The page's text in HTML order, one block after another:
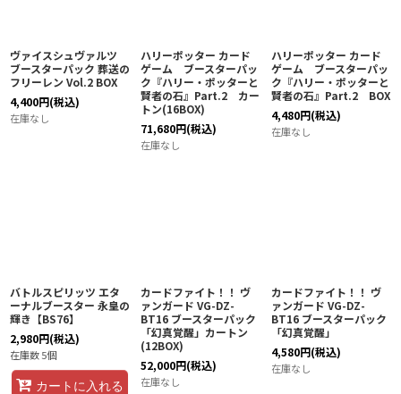
ヴァイスシュヴァルツ
ブースターパック 葬送の
フリーレン Vol.2 BOX
4,400円(税込)
在庫なし
ハリーポッター カード
ゲーム ブースターパッ
ク『ハリー・ポッターと
賢者の石』Part.2 カー
トン(16BOX)
71,680円(税込)
在庫なし
ハリーポッター カード
ゲーム ブースターパッ
ク『ハリー・ポッターと
賢者の石』Part.2 BOX
4,480円(税込)
在庫なし
バトルスピリッツ エタ
ーナルブースター 永皇の
輝き【BS76】
2,980円(税込)
在庫数 5個
カートに入れる
カードファイト！！ ヴ
ァンガード VG-DZ-
BT16 ブースターパック
「幻真覚醒」カートン
(12BOX)
52,000円(税込)
在庫なし
カードファイト！！ ヴ
ァンガード VG-DZ-
BT16 ブースターパック
「幻真覚醒」
4,580円(税込)
在庫なし